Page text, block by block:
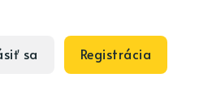
sa Registrácia